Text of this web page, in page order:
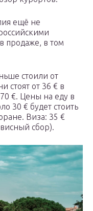
ещё не
продаже, в том
стоили от
стоят от 36 € в
€. Цены на еду в
30 € будет стоить
Виза: 35 €
сбор).